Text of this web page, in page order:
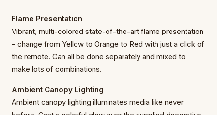
Flame Presentation
Vibrant, multi-colored state-of-the-art flame presentation
– change from Yellow to Orange to Red with just a click of
the remote. Can all be done separately and mixed to
make lots of combinations.
Ambient Canopy Lighting
Ambient canopy lighting illuminates media like never